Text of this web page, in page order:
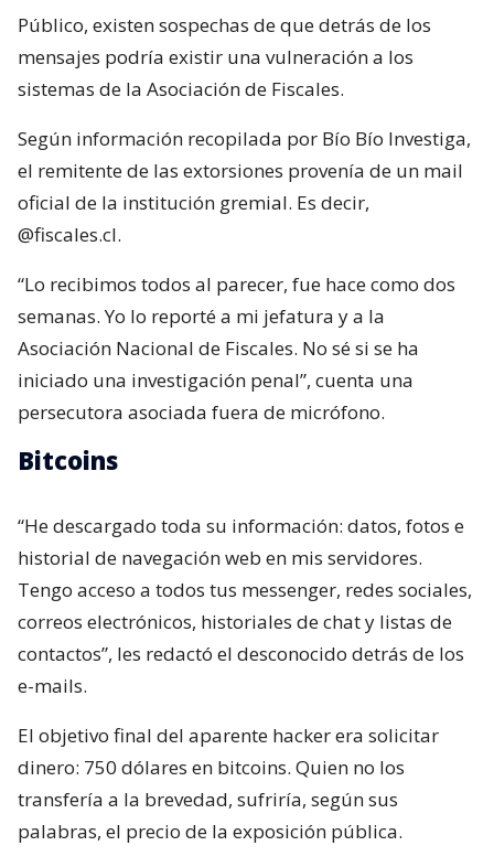
Público, existen sospechas de que detrás de los
mensajes podría existir una vulneración a los
sistemas de la Asociación de Fiscales.
Según información recopilada por Bío Bío Investiga,
el remitente de las extorsiones provenía de un mail
oficial de la institución gremial. Es decir,
@fiscales.cl.
“Lo recibimos todos al parecer, fue hace como dos
semanas. Yo lo reporté a mi jefatura y a la
Asociación Nacional de Fiscales. No sé si se ha
iniciado una investigación penal”, cuenta una
persecutora asociada fuera de micrófono.
Bitcoins
“He descargado toda su información: datos, fotos e
historial de navegación web en mis servidores.
Tengo acceso a todos tus messenger, redes sociales,
correos electrónicos, historiales de chat y listas de
contactos”, les redactó el desconocido detrás de los
e-mails.
El objetivo final del aparente hacker era solicitar
dinero: 750 dólares en bitcoins. Quien no los
transfería a la brevedad, sufriría, según sus
palabras, el precio de la exposición pública.